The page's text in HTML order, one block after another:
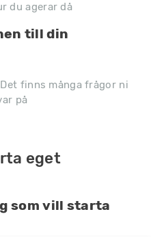
du agerar då
till din
finns många frågor ni
på
eget
som vill starta